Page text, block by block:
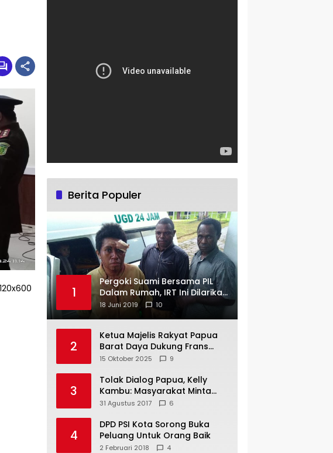
Berita Populer
1
Pergoki Suami Bersama PIL
Dalam Rumah, IRT Ini Dilarikan
ke RS
18 Juni 2019 10
2
Ketua Majelis Rakyat Papua
Barat Daya Dukung Frans
Pigome Sebagai Presidir PT
15 Oktober 2025 9
3
Tolak Dialog Papua, Kelly
Kambu: Masyarakat Minta
Pemekaran
31 Agustus 2017 6
4
DPD PSI Kota Sorong Buka
Peluang Untuk Orang Baik
2 Februari 2018 4